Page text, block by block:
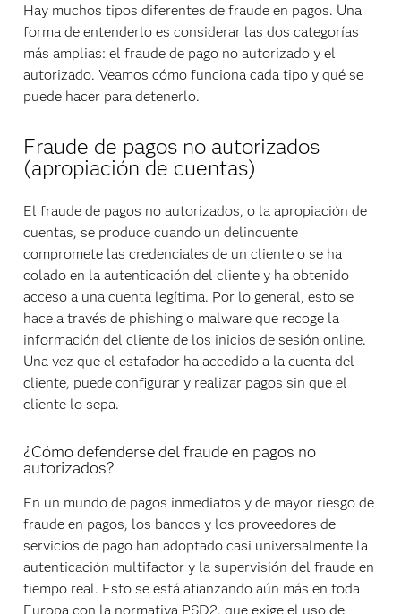
Hay muchos tipos diferentes de fraude en pagos. Una
forma de entenderlo es considerar las dos categorías
más amplias: el fraude de pago no autorizado y el
autorizado. Veamos cómo funciona cada tipo y qué se
puede hacer para detenerlo.
Fraude de pagos no autorizados
(apropiación de cuentas)
El fraude de pagos no autorizados, o la apropiación de
cuentas, se produce cuando un delincuente
compromete las credenciales de un cliente o se ha
colado en la autenticación del cliente y ha obtenido
acceso a una cuenta legítima. Por lo general, esto se
hace a través de phishing o malware que recoge la
información del cliente de los inicios de sesión online.
Una vez que el estafador ha accedido a la cuenta del
cliente, puede configurar y realizar pagos sin que el
cliente lo sepa.
¿Cómo defenderse del fraude en pagos no
autorizados?
En un mundo de pagos inmediatos y de mayor riesgo de
fraude en pagos, los bancos y los proveedores de
servicios de pago han adoptado casi universalmente la
autenticación multifactor y la supervisión del fraude en
tiempo real. Esto se está afianzando aún más en toda
Europa con la normativa PSD2, que exige el uso de